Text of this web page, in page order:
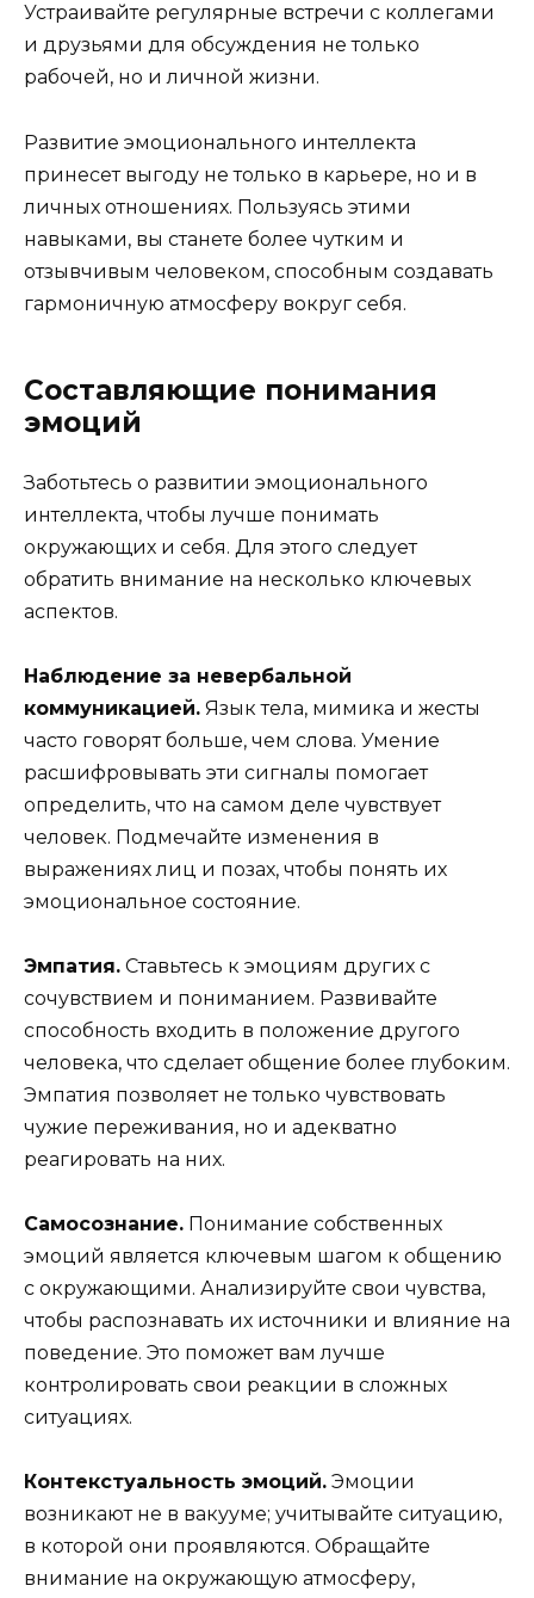
Устраивайте регулярные встречи с коллегами
и друзьями для обсуждения не только
рабочей, но и личной жизни.
Развитие эмоционального интеллекта
принесет выгоду не только в карьере, но и в
личных отношениях. Пользуясь этими
навыками, вы станете более чутким и
отзывчивым человеком, способным создавать
гармоничную атмосферу вокруг себя.
Составляющие понимания
эмоций
Заботьтесь о развитии эмоционального
интеллекта, чтобы лучше понимать
окружающих и себя. Для этого следует
обратить внимание на несколько ключевых
аспектов.
Наблюдение за невербальной
коммуникацией. Язык тела, мимика и жесты
часто говорят больше, чем слова. Умение
расшифровывать эти сигналы помогает
определить, что на самом деле чувствует
человек. Подмечайте изменения в
выражениях лиц и позах, чтобы понять их
эмоциональное состояние.
Эмпатия. Ставьтесь к эмоциям других с
сочувствием и пониманием. Развивайте
способность входить в положение другого
человека, что сделает общение более глубоким.
Эмпатия позволяет не только чувствовать
чужие переживания, но и адекватно
реагировать на них.
Самосознание. Понимание собственных
эмоций является ключевым шагом к общению
с окружающими. Анализируйте свои чувства,
чтобы распознавать их источники и влияние на
поведение. Это поможет вам лучше
контролировать свои реакции в сложных
ситуациях.
Контекстуальность эмоций. Эмоции
возникают не в вакууме; учитывайте ситуацию,
в которой они проявляются. Обращайте
внимание на окружающую атмосферу,